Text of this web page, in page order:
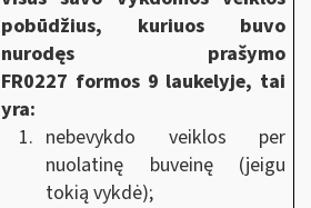
pobūdžius, kuriuos buvo
nurodęs prašymo
FR0227 formos 9 laukelyje, tai
yra:
nebevykdo veiklos per
nuolatinę buveinę (jeigu
tokią vykdė);